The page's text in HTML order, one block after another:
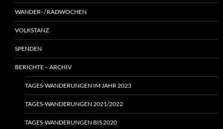
WANDER- / RADWOCHEN
VOLKSTANZ
SPENDEN
BERICHTE – ARCHIV
TAGES-WANDERUNGEN IM JAHR 2023
TAGES-WANDERUNGEN 2021/2022
TAGES-WANDERUNGEN BIS 2020